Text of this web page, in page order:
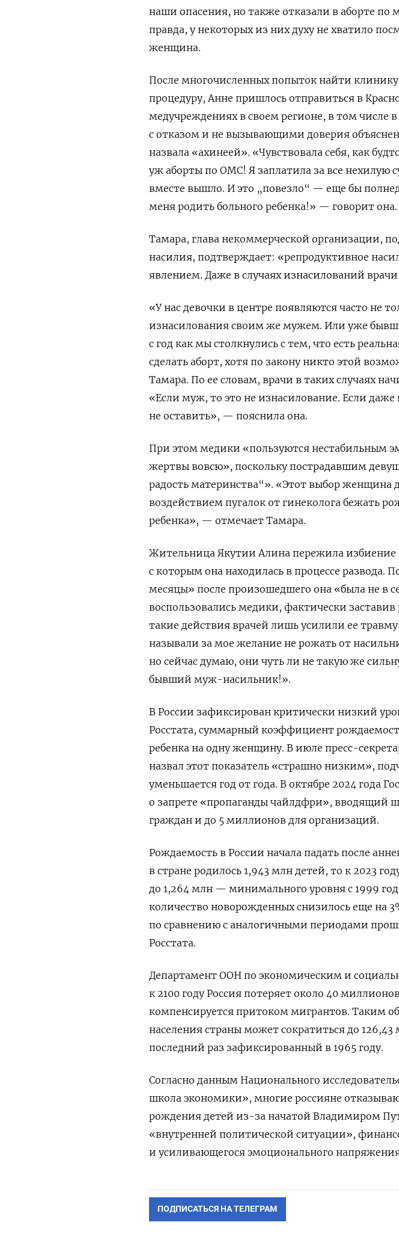
наши опасения, но также отказали в аборте по
правда, у некоторых из них духу не хватило
женщина.
После многочисленных попыток найти клинику,
процедуру, Анне пришлось отправиться в
медучреждениях в своем регионе, в том числе
с отказом и не вызывающими доверия
назвала «ахинеей». «Чувствовала себя, как
уж аборты по ОМС! Я заплатила за все нехилую
вместе вышло. И это „повезло“ — еще бы
меня родить больного ребенка!» — говорит она.
Тамара, глава некоммерческой организации,
насилия, подтверждает: «репродуктивное
явлением. Даже в случаях изнасилований
«У нас девочки в центре появляются часто не
изнасилования своим же мужем. Или уже
с год как мы столкнулись с тем, что есть
сделать аборт, хотя по закону никто этой
Тамара. По ее словам, врачи в таких случаях
«Если муж, то это не изнасилование. Если
не оставить», — пояснила она.
При этом медики «пользуются нестабильным
жертвы вовсю», поскольку пострадавшим
радость материнства“». «Этот выбор женщина
воздействием пугалок от гинеколога бежать
ребенка», — отмечает Тамара.
Жительница Якутии Алина пережила
с которым она находилась в процессе развода.
месяцы» после произошедшего она «была не в
воспользовались медики, фактически заставив
такие действия врачей лишь усилили ее
называли за мое желание не рожать от
но сейчас думаю, они чуть ли не такую же
бывший муж-насильник!».
В России зафиксирован критически низкий
Росстата, суммарный коэффициент
ребенка на одну женщину. В июле пресс-
назвал этот показатель «страшно низким»,
уменьшается год от года. В октябре 2024 года
о запрете «пропаганды чайлдфри», вводящий
граждан и до 5 миллионов для организаций.
Рождаемость в России начала падать после
в стране родилось 1,943 млн детей, то к 2023
до 1,264 млн — минимального уровня с 1999
количество новорожденных снизилось еще на
по сравнению с аналогичными периодами
Росстата.
Департамент ООН по экономическим и
к 2100 году Россия потеряет около 40
компенсируется притоком мигрантов. Таким
населения страны может сократиться до
последний раз зафиксированный в 1965 году.
Согласно данным Национального
школа экономики», многие россияне
рождения детей из-за начатой Владимиром
«внутренней политической ситуации»,
и усиливающегося эмоционального
ПОДПИСАТЬСЯ НА ТЕЛЕГРАМ